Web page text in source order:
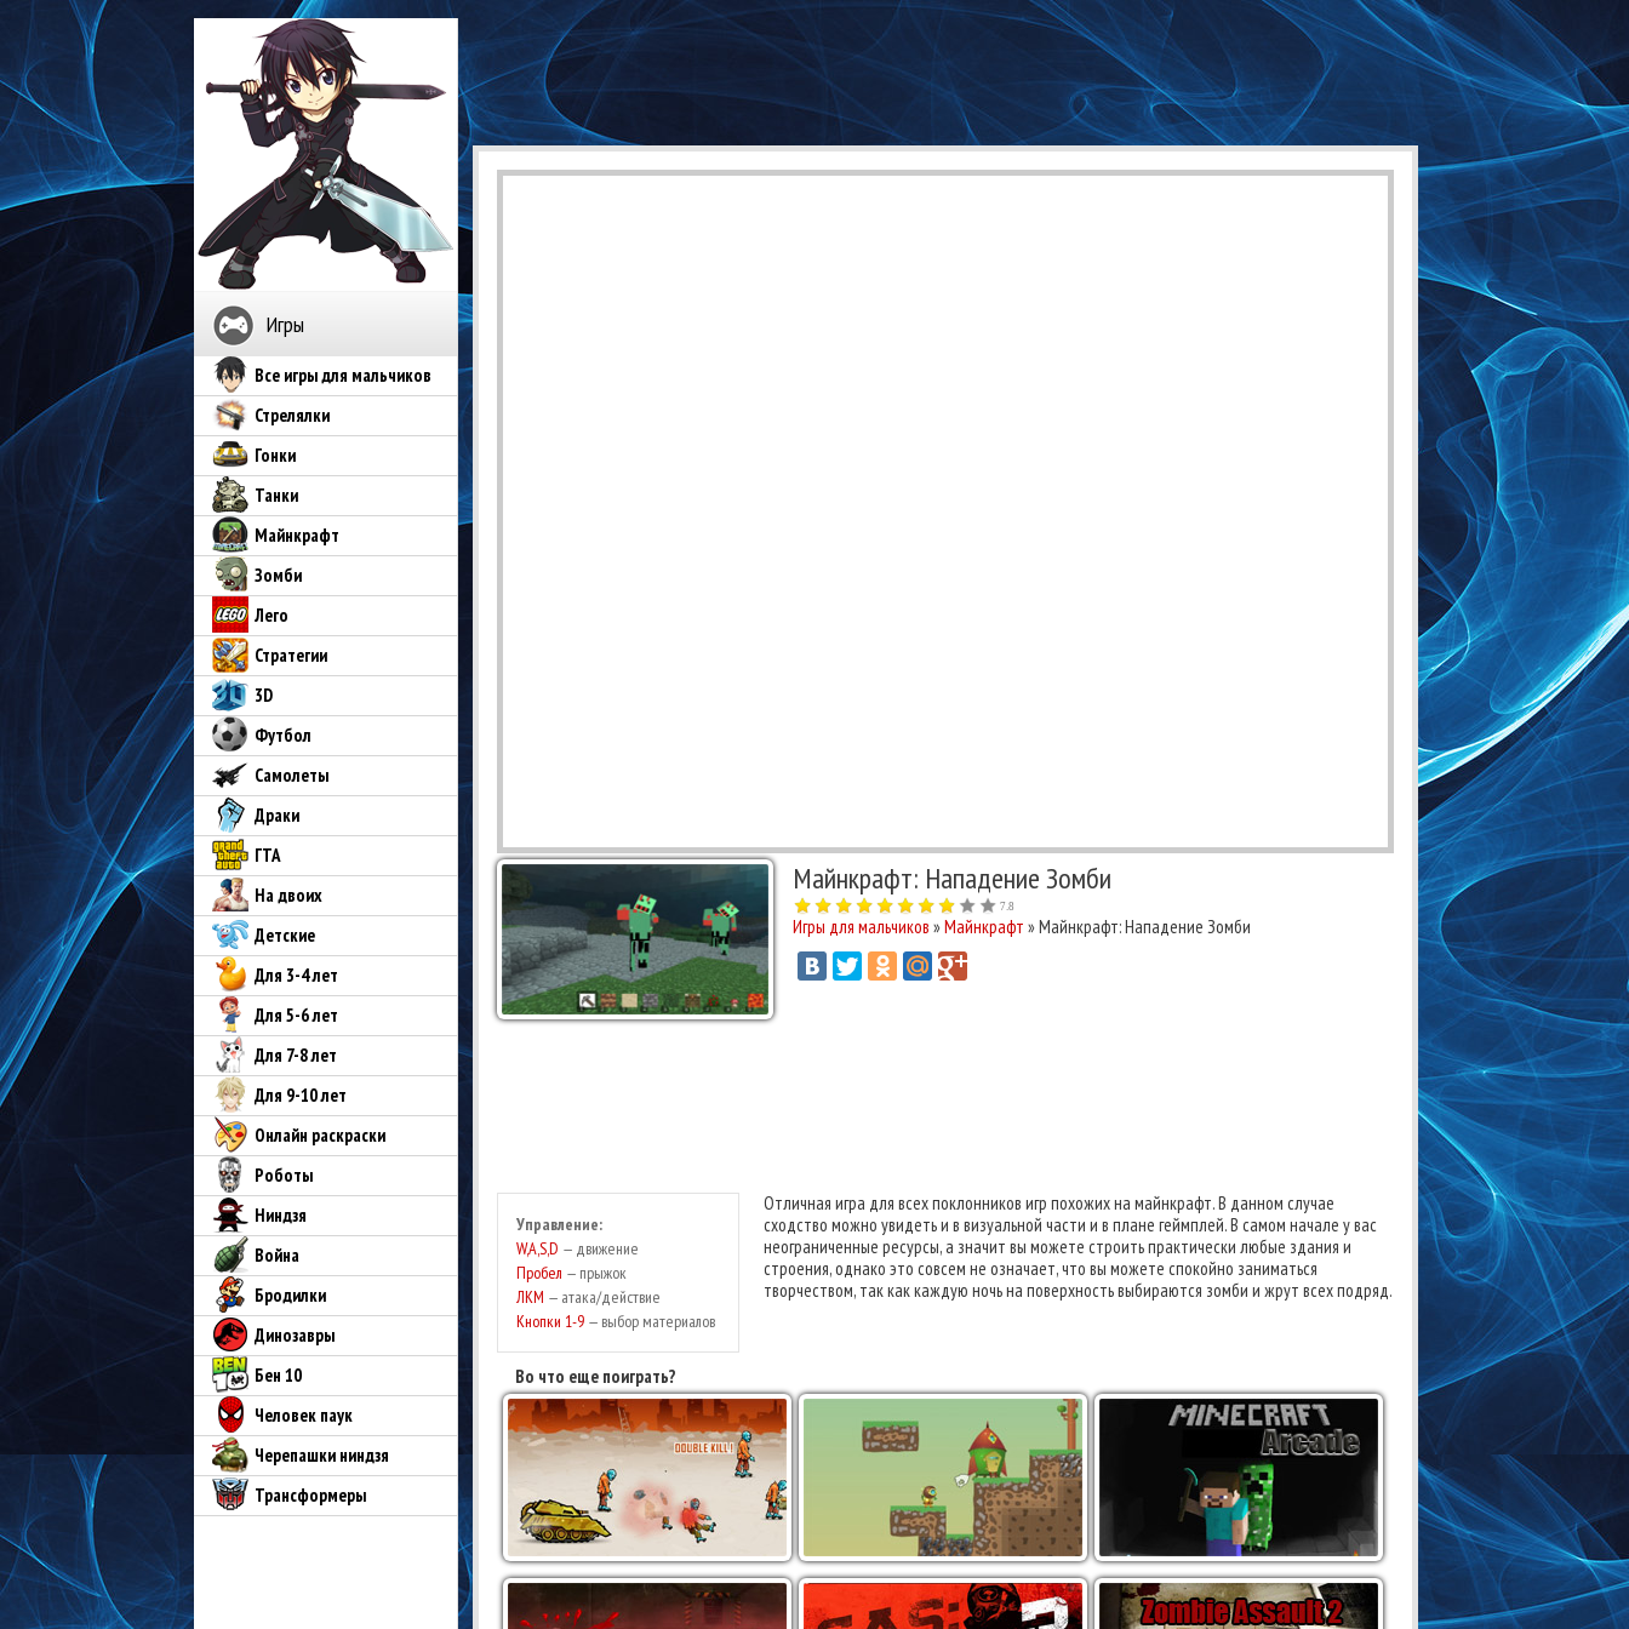
Игры
Все игры для мальчиков
Стрелялки
Гонки
Танки
Майнкрафт
Зомби
Лего
Стратегии
3D
Футбол
Самолеты
Драки
ГТА
На двоих
Детские
Для 3-4 лет
Для 5-6 лет
Для 7-8 лет
Для 9-10 лет
Онлайн раскраски
Роботы
Ниндзя
Война
Бродилки
Динозавры
Бен 10
Человек паук
Черепашки ниндзя
Трансформеры
Майнкрафт: Нападение Зомби
7.8
Игры для мальчиков »Майнкрафт » Майнкрафт: Нападение Зомби
Управление:
W,A,S,D — движение
Пробел — прыжок
ЛКМ — атака/действие
Кнопки 1-9 — выбор материалов
Отличная игра для всех поклонников игр похожих на майнкрафт. В данном случае
сходство можно увидеть и в визуальной части и в плане геймплей. В самом начале у вас
неограниченные ресурсы, а значит вы можете строить практически любые здания и
строения, однако это совсем не означает, что вы можете спокойно заниматься
творчеством, так как каждую ночь на поверхность выбираются зомби и жрут всех подряд.
Во что еще поиграть?